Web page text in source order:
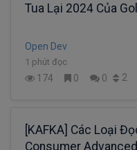
Tua Lại 2024 Của
Open Dev
1 phút đọc
174 0 0 2
[KAFKA] Các Loại
Consumer Advanced